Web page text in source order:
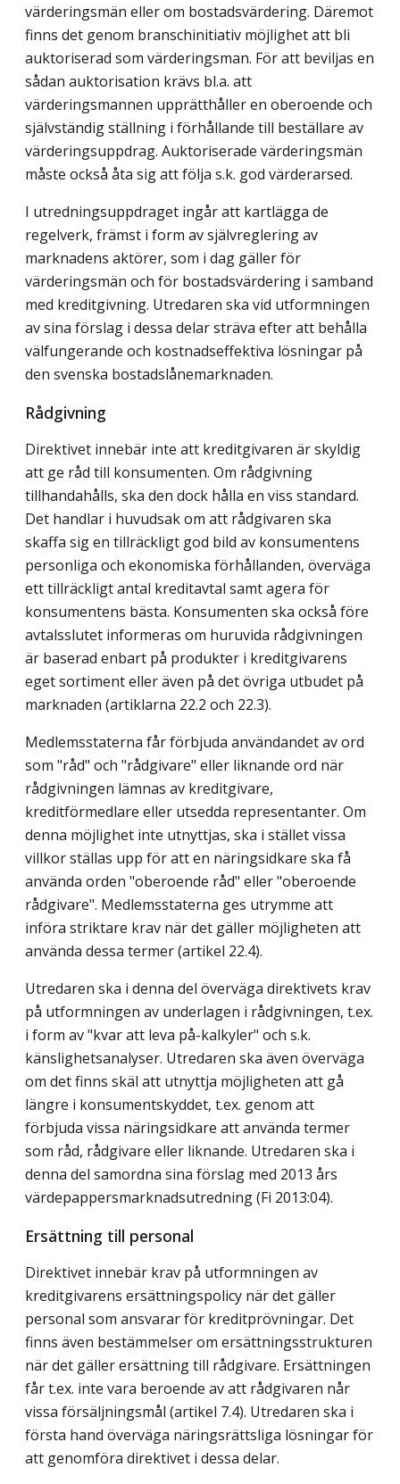
värderingsmän eller om bostadsvärdering. Däremot
finns det genom branschinitiativ möjlighet att bli
auktoriserad som värderingsman. För att beviljas en
sådan auktorisation krävs bl.a. att
värderingsmannen upprätthåller en oberoende och
självständig ställning i förhållande till beställare av
värderingsuppdrag. Auktoriserade värderingsmän
måste också åta sig att följa s.k. god värderarsed.
I utredningsuppdraget ingår att kartlägga de
regelverk, främst i form av självreglering av
marknadens aktörer, som i dag gäller för
värderingsmän och för bostadsvärdering i samband
med kreditgivning. Utredaren ska vid utformningen
av sina förslag i dessa delar sträva efter att behålla
välfungerande och kostnadseffektiva lösningar på
den svenska bostadslånemarknaden.
Rådgivning
Direktivet innebär inte att kreditgivaren är skyldig
att ge råd till konsumenten. Om rådgivning
tillhandahålls, ska den dock hålla en viss standard.
Det handlar i huvudsak om att rådgivaren ska
skaffa sig en tillräckligt god bild av konsumentens
personliga och ekonomiska förhållanden, överväga
ett tillräckligt antal kreditavtal samt agera för
konsumentens bästa. Konsumenten ska också före
avtalsslutet informeras om huruvida rådgivningen
är baserad enbart på produkter i kreditgivarens
eget sortiment eller även på det övriga utbudet på
marknaden (artiklarna 22.2 och 22.3).
Medlemsstaterna får förbjuda användandet av ord
som "råd" och "rådgivare" eller liknande ord när
rådgivningen lämnas av kreditgivare,
kreditförmedlare eller utsedda representanter. Om
denna möjlighet inte utnyttjas, ska i stället vissa
villkor ställas upp för att en näringsidkare ska få
använda orden "oberoende råd" eller "oberoende
rådgivare". Medlemsstaterna ges utrymme att
införa striktare krav när det gäller möjligheten att
använda dessa termer (artikel 22.4).
Utredaren ska i denna del överväga direktivets krav
på utformningen av underlagen i rådgivningen, t.ex.
i form av "kvar att leva på-kalkyler" och s.k.
känslighetsanalyser. Utredaren ska även överväga
om det finns skäl att utnyttja möjligheten att gå
längre i konsumentskyddet, t.ex. genom att
förbjuda vissa näringsidkare att använda termer
som råd, rådgivare eller liknande. Utredaren ska i
denna del samordna sina förslag med 2013 års
värdepappersmarknadsutredning (Fi 2013:04).
Ersättning till personal
Direktivet innebär krav på utformningen av
kreditgivarens ersättningspolicy när det gäller
personal som ansvarar för kreditprövningar. Det
finns även bestämmelser om ersättningsstrukturen
när det gäller ersättning till rådgivare. Ersättningen
får t.ex. inte vara beroende av att rådgivaren når
vissa försäljningsmål (artikel 7.4). Utredaren ska i
första hand överväga näringsrättsliga lösningar för
att genomföra direktivet i dessa delar.